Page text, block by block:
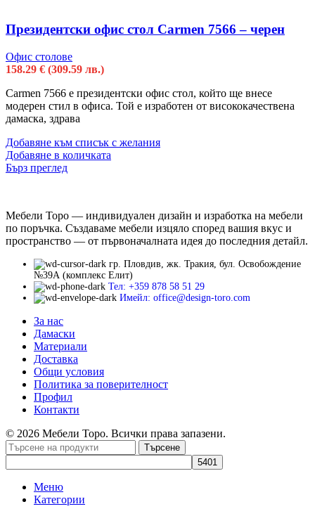
Президентски офис стол Carmen 7566 – черен
Офис столове
158.29 € (309.59 лв.)
Carmen 7566 e президентски офис стол, който ще внесе
модерен стил в офиса. Той е изработен от висококачествена
дамаска, здрава
Добавяне към списък с желания
Добавяне в количката
Бърз преглед
Мебели Торо — индивидуален дизайн и изработка на мебели
по поръчка. Създаваме мебели изцяло според вашия вкус и
пространство — от първоначалната идея до последния детайл.
гр. Пловдив, жк. Тракия, бул. Освобождение
№39А (комплекс Елит)
Тел: +359 878 58 51 29
Имейл: office@design-toro.com
За нас
Дамаски
Материали
Доставка
Общи условия
Политика за поверителност
Профил
Контакти
© 2026 Мебели Торо. Всички права запазени.
Търсене
Меню
Категории